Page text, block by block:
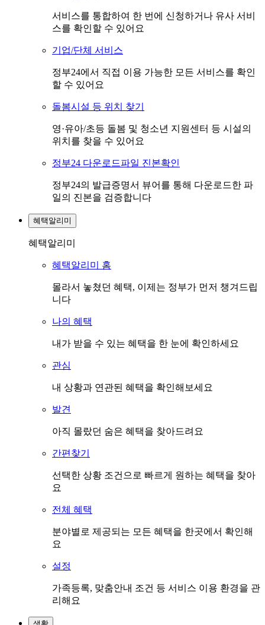
서비스를 통합하여 한 번에 신청하거나 유사 서비
스를 확인할 수 있어요
기업/단체 서비스
정부24에서 직접 이용 가능한 모든 서비스를 확인
할 수 있어요
돌봄시설 등 위치 찾기
영·유아/초등 돌봄 및 청소년 지원센터 등 시설의
위치를 찾을 수 있어요
정부24 다운로드파일 진본확인
정부24의 발급증명서 뷰어를 통해 다운로드한 파
일의 진본을 검증합니다
혜택알리미
혜택알리미
혜택알리미 홈
몰라서 놓쳤던 혜택, 이제는 정부가 먼저 챙겨드립
니다
나의 혜택
내가 받을 수 있는 혜택을 한 눈에 확인하세요
관심
내 상황과 연관된 혜택을 확인해보세요
발견
아직 몰랐던 숨은 혜택을 찾아드려요
간편찾기
선택한 상황 조건으로 빠르게 원하는 혜택을 찾아
요
전체 혜택
분야별로 제공되는 모든 혜택을 한곳에서 확인해
요
설정
가족등록, 맞춤안내 조건 등 서비스 이용 환경을 관
리해요